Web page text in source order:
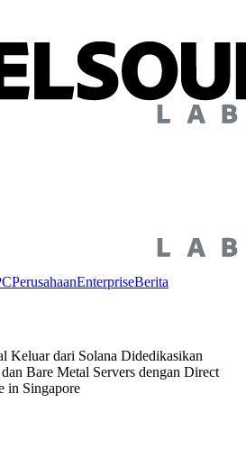
PerusahaanEnterpriseBerita
Keluar dari Solana Didedikasikan
Bare Metal Servers dengan Direct
in Singapore